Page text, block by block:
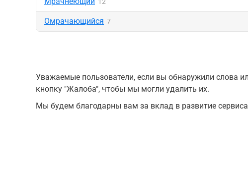
Омрачающийся 7
Уважаемые пользователи, если вы обнаружили слова
кнопку "Жалоба", чтобы мы могли удалить их.
Мы будем благодарны вам за вклад в развитие